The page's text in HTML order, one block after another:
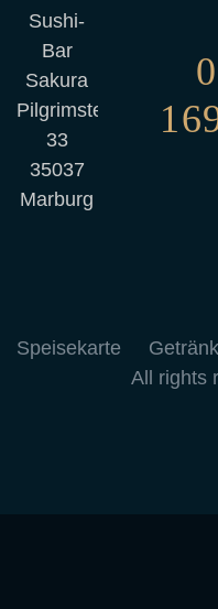
Sushi-
Bar
Sakura
Pilgrimstein
33
35037
Marburg
Speisekarte
All rights